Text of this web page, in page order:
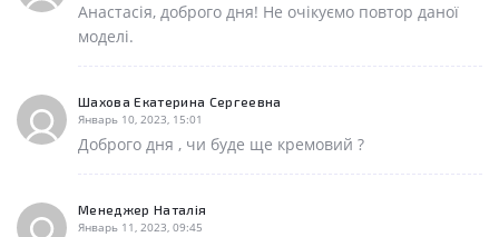
Анастасія, доброго дня! Не очікуємо повтор даної
моделі.
Шахова Екатерина Сергеевна
Январь 10, 2023, 15:01
Доброго дня , чи буде ще кремовий ?
Менеджер Наталія
Январь 11, 2023, 09:45